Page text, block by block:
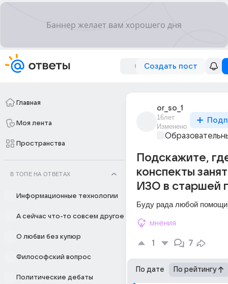
Создать пост
Главная
Моя лента
Пространства
В ТОПЕ НА ОТВЕТАХ
Информационные технологии
А сейчас что-то совсем другое
О любви без купюр
Философский вопрос
Политические дебаты
or_so_1
16лет
Изменено
Подскажите,
конспекты
ИЗО в старшей
Буду рада любой
мнения
1 7
По дате По рейтингу